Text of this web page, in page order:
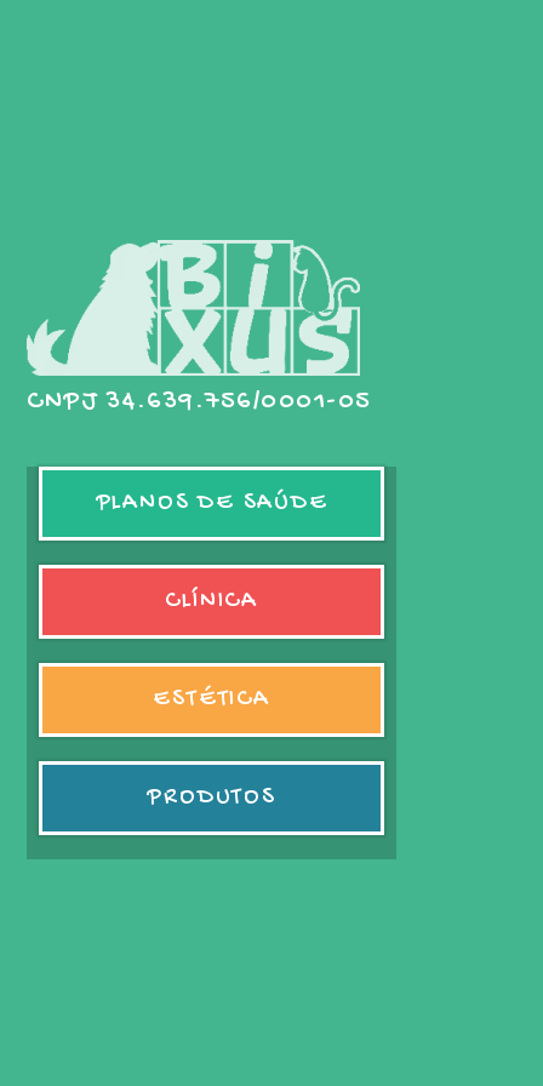
CNPJ 34.639.756/0001-05
PLANOS DE SAÚDE
CLÍNICA
ESTÉTICA
PRODUTOS